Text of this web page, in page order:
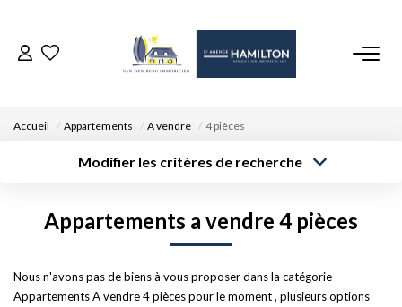
DÉPOSEZ VOTRE RECHERCHE
Accueil Appartements A vendre 4 pièces
Modifier les critères de recherche
Sélectionnez...
Type de bien
Rayon Plus de critères
Créer une
Appartements a vendre 4 pièces
Nous n'avons pas de biens à vous proposer dans la catégorie
Appartements A vendre 4 pièces pour le moment , plusieurs options